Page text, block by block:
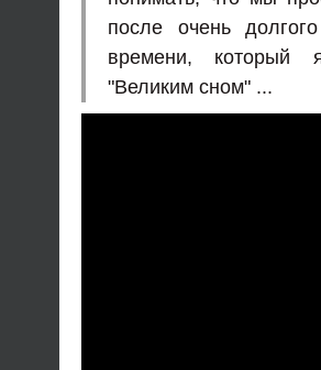
после очень
времени, который
"Великим сном" ...